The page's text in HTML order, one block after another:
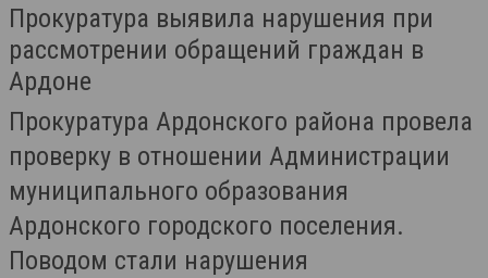
Прокуратура выявила нарушения при
рассмотрении обращений граждан в
Ардоне
Прокуратура Ардонского района провела
проверку в отношении Администрации
муниципального образования
Ардонского городского поселения.
Поводом стали нарушения